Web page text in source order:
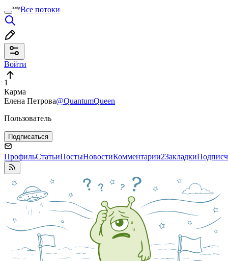
Все потоки
Войти
1
Карма
Елена Петрова@QuantumQueen
Пользователь
Подписаться
ПрофильСтатьиПостыНовостиКомментарии2Закладки